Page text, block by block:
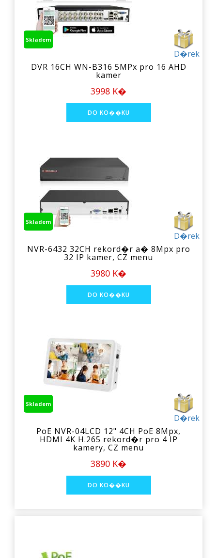
D�rek
Skladem
DVR 16CH WN-B316 5MPx pro 16 AHD
kamer
3998 K�
D�rek
Skladem
NVR-6432 32CH rekord�r a� 8Mpx pro
32 IP kamer, CZ menu
3980 K�
D�rek
Skladem
PoE NVR-04LCD 12" 4CH PoE 8Mpx,
HDMI 4K H.265 rekord�r pro 4 IP
kamery, CZ menu
3890 K�